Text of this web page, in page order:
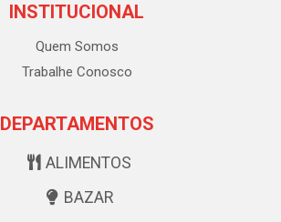
INSTITUCIONAL
Quem Somos
Trabalhe Conosco
DEPARTAMENTOS
ALIMENTOS
BAZAR